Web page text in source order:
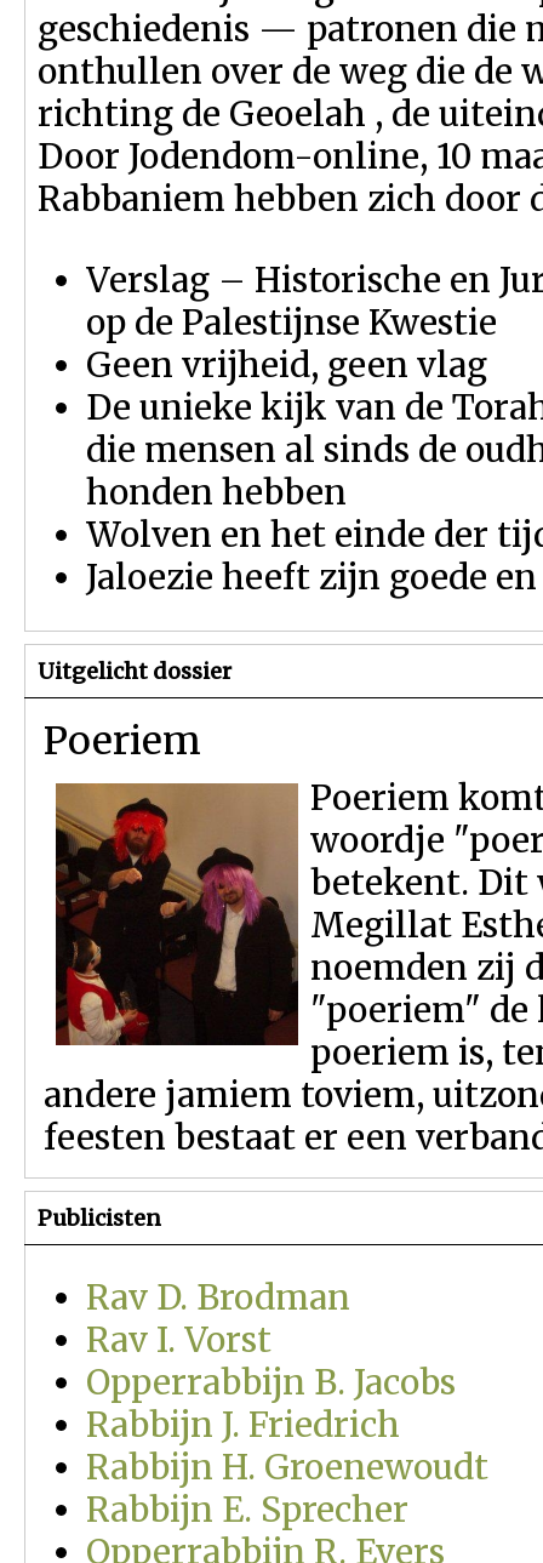
geschiedenis — patronen die
onthullen over de weg die de
richting de Geoelah , de
Door Jodendom-online, 10
Rabbaniem hebben zich door
Verslag – Historische en
op de Palestijnse Kwestie
Geen vrijheid, geen vlag
De unieke kijk van de
die mensen al sinds de
honden hebben
Wolven en het einde der
Jaloezie heeft zijn goede
Uitgelicht dossier
Poeriem
Poeriem
woordje
betekent. Dit
Megillat
noemden zij
"poeriem" de
poeriem is,
andere jamiem toviem,
feesten bestaat er een
Publicisten
Rav D. Brodman
Rav I. Vorst
Opperrabbijn B. Jacobs
Rabbijn J. Friedrich
Rabbijn H. Groenewoudt
Rabbijn E. Sprecher
Opperrabbijn R. Evers